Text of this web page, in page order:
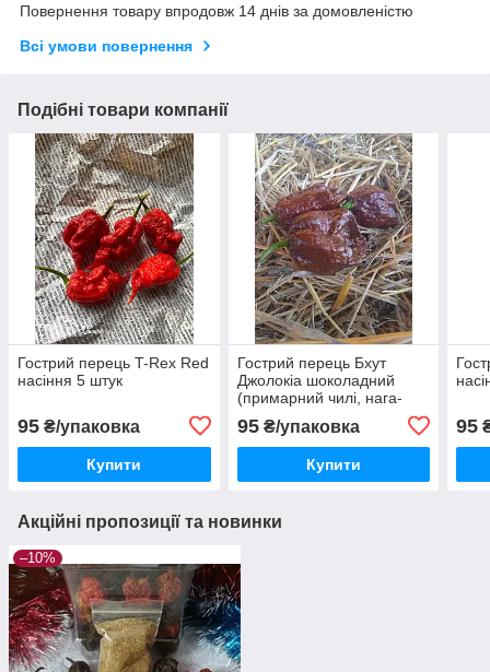
Повернення товару впродовж 14 днів за домовленістю
Всі умови повернення
Подібні товари компанії
Гострий перець T-Rex Red
насіння 5 штук
95 ₴/упаковка
Купити
Гострий перець Бхут
Джолокіа шоколадний
(примарний чилі, нага-
95₴/упаковка
Купити
95
Акційні пропозиції та новинки
–10%